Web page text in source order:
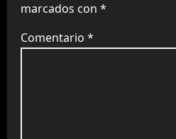
marcados con *
Comentario *